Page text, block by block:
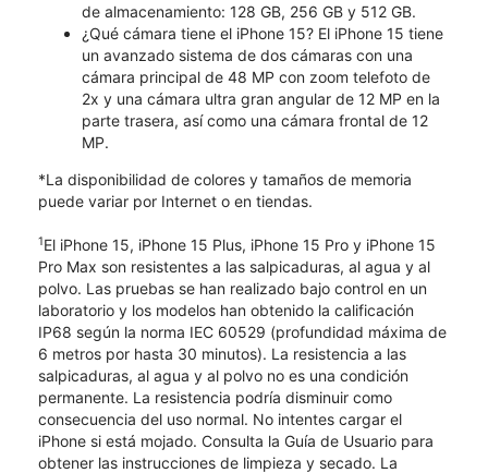
de almacenamiento: 128 GB, 256 GB y 512 GB.
¿Qué cámara tiene el iPhone 15? El iPhone 15 tiene
un avanzado sistema de dos cámaras con una
cámara principal de 48 MP con zoom telefoto de
2x y una cámara ultra gran angular de 12 MP en la
parte trasera, así como una cámara frontal de 12
MP.
*La disponibilidad de colores y tamaños de memoria
puede variar por Internet o en tiendas.
1El iPhone 15, iPhone 15 Plus, iPhone 15 Pro y iPhone 15
Pro Max son resistentes a las salpicaduras, al agua y al
polvo. Las pruebas se han realizado bajo control en un
laboratorio y los modelos han obtenido la calificación
IP68 según la norma IEC 60529 (profundidad máxima de
6 metros por hasta 30 minutos). La resistencia a las
salpicaduras, al agua y al polvo no es una condición
permanente. La resistencia podría disminuir como
consecuencia del uso normal. No intentes cargar el
iPhone si está mojado. Consulta la Guía de Usuario para
obtener las instrucciones de limpieza y secado. La